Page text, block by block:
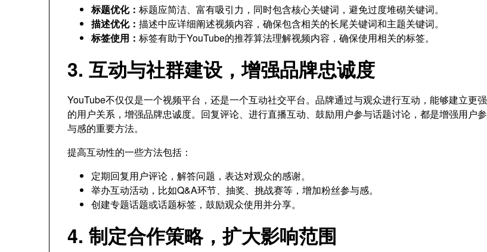
标题优化： 标题应简洁、富有吸引力，同时包含核心关键词，避免过度堆砌关键词。
描述优化： 描述中应详细阐述视频内容，确保包含相关的长尾关键词和主题关键词。
标签使用： 标签有助于YouTube的推荐算法理解视频内容，确保使用相关的标签。
3. 互动与社群建设，增强品牌忠诚度
YouTube不仅仅是一个视频平台，还是一个互动社交平台。品牌通过与观众进行互动，能够建立更强
的用户关系，增强品牌忠诚度。回复评论、进行直播互动、鼓励用户参与话题讨论，都是增强用户参
与感的重要方法。
提高互动性的一些方法包括：
定期回复用户评论，解答问题，表达对观众的感谢。
举办互动活动，比如Q&A环节、抽奖、挑战赛等，增加粉丝参与感。
创建专题话题或话题标签，鼓励观众使用并分享。
4. 制定合作策略，扩大影响范围